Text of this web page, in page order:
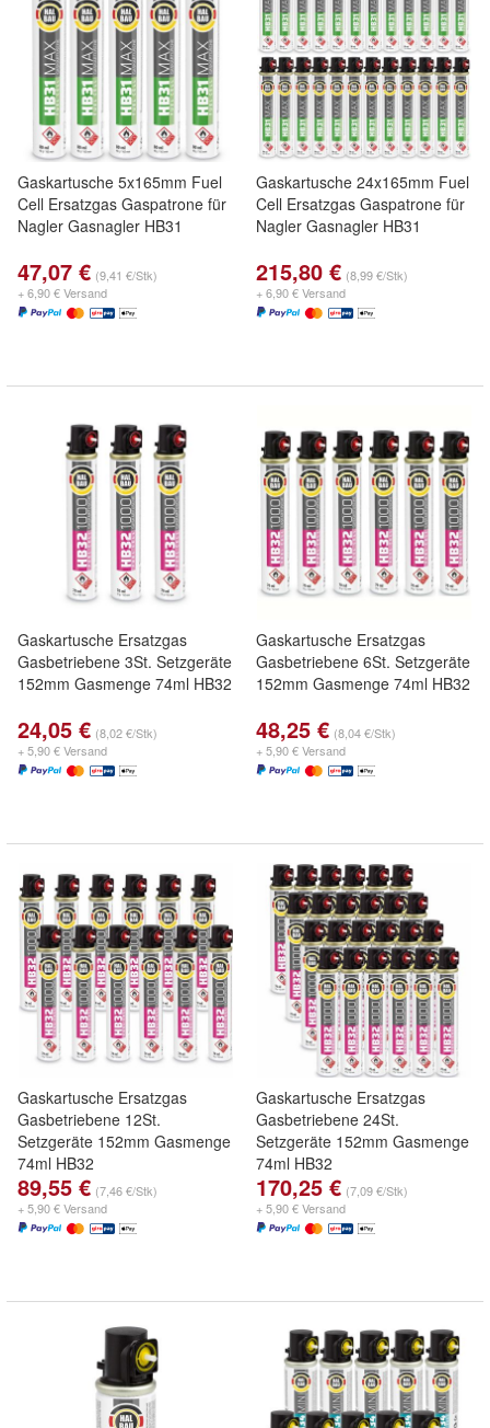
Gaskartusche 5x165mm Fuel
Cell Ersatzgas Gaspatrone für
Nagler Gasnagler HB31
47,07 € (9,41 €/Stk)
+ 6,90 € Versand
Gaskartusche 24x165mm Fuel
Cell Ersatzgas Gaspatrone für
Nagler Gasnagler HB31
215,80 € (8,99 €/Stk)
+ 6,90 € Versand
Gaskartusche Ersatzgas
Gasbetriebene 3St. Setzgeräte
152mm Gasmenge 74ml HB32
24,05 € (8,02 €/Stk)
+ 5,90 € Versand
Gaskartusche Ersatzgas
Gasbetriebene 6St. Setzgeräte
152mm Gasmenge 74ml HB32
48,25 € (8,04 €/Stk)
+ 5,90 € Versand
Gaskartusche Ersatzgas
Gasbetriebene 12St.
Setzgeräte 152mm Gasmenge
74ml HB32
89,55 € (7,46 €/Stk)
+ 5,90 € Versand
Gaskartusche Ersatzgas
Gasbetriebene 24St.
Setzgeräte 152mm Gasmenge
74ml HB32
170,25 € (7,09 €/Stk)
+ 5,90 € Versand